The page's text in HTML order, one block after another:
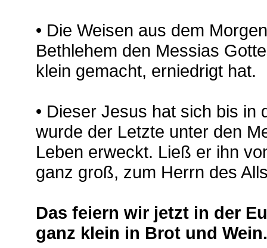
• Die Weisen aus dem
Bethlehem den Messias
klein gemacht, erniedrigt hat.
• Dieser Jesus hat sich bis in
wurde der Letzte unter den
Leben erweckt. Ließ er ihn
ganz groß, zum Herrn des
Das feiern wir jetzt in der
ganz klein in Brot und Wein.